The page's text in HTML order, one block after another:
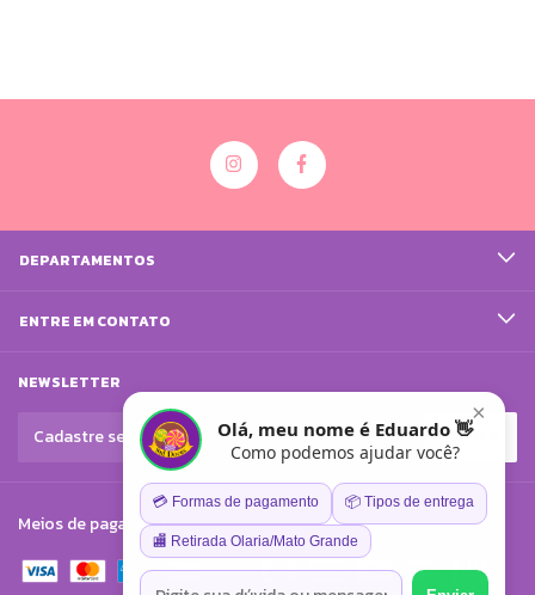
DEPARTAMENTOS
ENTRE EM CONTATO
NEWSLETTER
Meios de pagamento
×
Olá, meu nome é Eduardo 👋
Como podemos ajudar você?
💳 Formas de pagamento 📦 Tipos de entrega
🏬 Retirada Olaria/Mato Grande